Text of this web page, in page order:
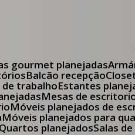
gourmet planejadas
Balcão recepção
de trabalho Estantes
Mesas de
Móveis planejados de
Móveis planejados para
Quartos planejados Salas